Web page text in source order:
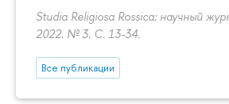
Studia Religiosa Rossica: научный
2022. № 3. С. 13-34.
Все публикации